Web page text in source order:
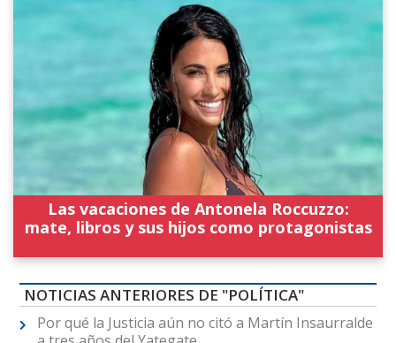
Las vacaciones de Antonela Roccuzzo:
mate, libros y sus hijos como protagonistas
NOTICIAS ANTERIORES DE "POLÍTICA"
Por qué la Justicia aún no citó a Martín Insaurralde